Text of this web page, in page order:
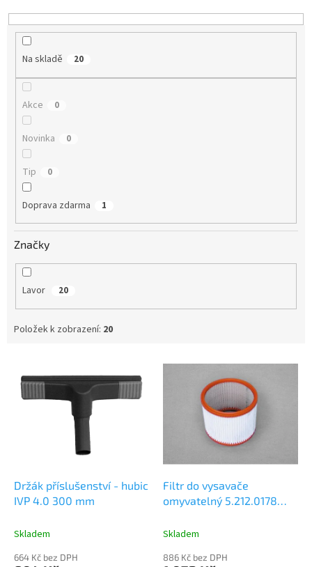
k
t
Na skladě 20
Akce 0
Novinka 0
Tip 0
Doprava zdarma 1
Značky
Lavor 20
Položek k zobrazení: 20
Držák příslušenství - hubic
IVP 4.0 300 mm
Skladem
664 Kč bez DPH
Filtr do vysavače
omyvatelný 5.212.0178
Skladem
886 Kč bez DPH